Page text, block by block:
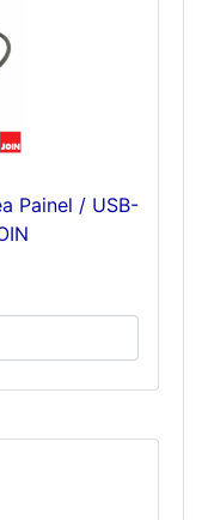
Painel / USB-